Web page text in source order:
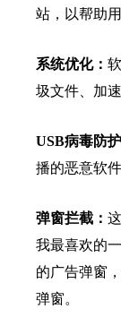
站，以帮助
系统优化：
圾文件、加
USB病毒防护
播的恶意软件
弹窗拦截：
我最喜欢的
的广告弹窗
弹窗。